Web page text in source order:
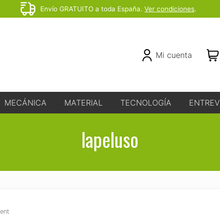
Before
Envío GRATUITO a toda España. Ver condiciones.
Header
RightMi cuenta
MECÁNICA MATERIAL TECNOLOGÍA
lapeluso